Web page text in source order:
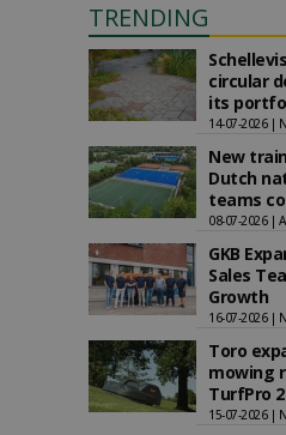
TRENDING
circular
its
14-07-2026 |
New
Dutch
teams
08-07-2026 |
GKB
Sales
Growth
16-07-2026 |
Toro
mowing
TurfPro
15-07-2026 |